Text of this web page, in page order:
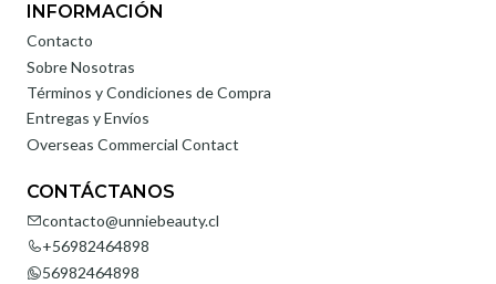
INFORMACIÓN
Contacto
Sobre Nosotras
Términos y Condiciones de Compra
Entregas y Envíos
Overseas Commercial Contact
CONTÁCTANOS
contacto@unniebeauty.cl
+56982464898
56982464898